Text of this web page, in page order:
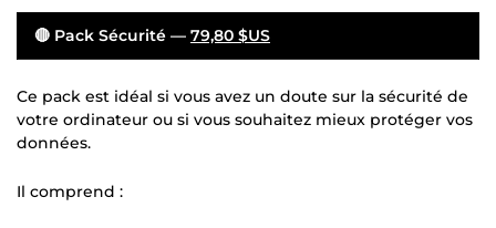
🔴 Pack Sécurité — 79,80 $US
Ce pack est idéal si vous avez un doute sur la sécurité de
votre ordinateur ou si vous souhaitez mieux protéger vos
données.
Il comprend :